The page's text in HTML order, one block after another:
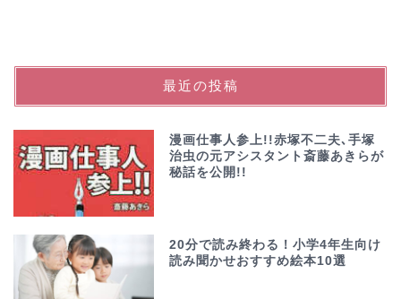
最近の投稿
漫画仕事人参上!!赤塚不二夫､手塚
治虫の元アシスタント斎藤あきらが
秘話を公開!!
20分で読み終わる！小学4年生向け
読み聞かせおすすめ絵本10選